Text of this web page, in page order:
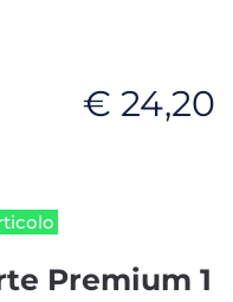
€ 24,20
Premium 1